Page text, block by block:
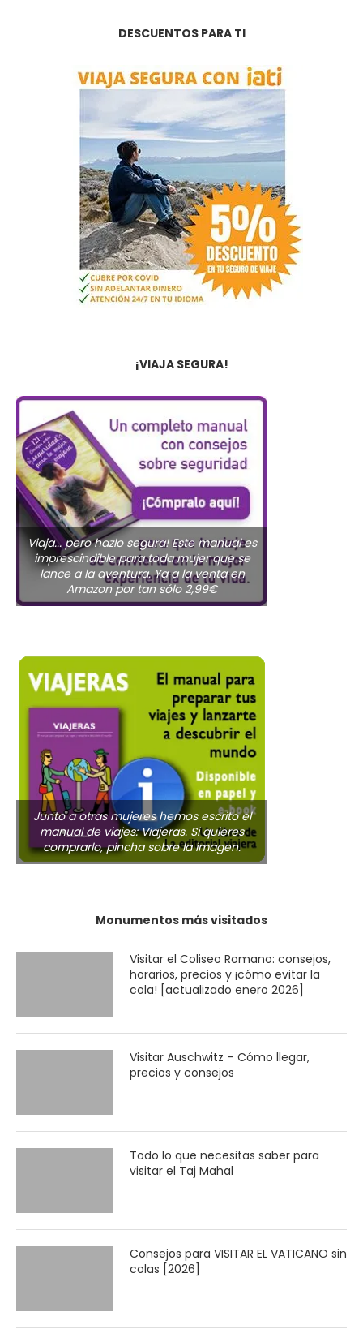
DESCUENTOS PARA TI
¡VIAJA SEGURA!
Viaja... pero hazlo segura! Este manual es
imprescindible para toda mujer que se
lance a la aventura. Ya a la venta en
Amazon por tan sólo 2,99€
Junto a otras mujeres hemos escrito el
manual de viajes: Viajeras. Si quieres
comprarlo, pincha sobre la imagen.
Monumentos más visitados
Visitar el Coliseo Romano: consejos,
horarios, precios y ¡cómo evitar la
cola! [actualizado enero 2026]
Visitar Auschwitz – Cómo llegar,
precios y consejos
Todo lo que necesitas saber para
visitar el Taj Mahal
Consejos para VISITAR EL VATICANO sin
colas [2026]